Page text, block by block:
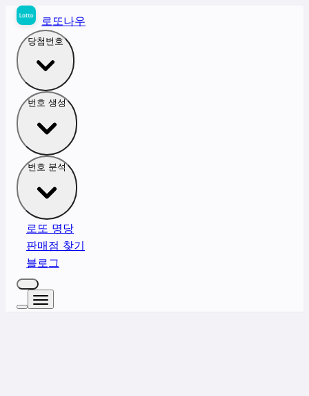
로또나우
당첨번호
번호 생성
번호 분석
로또 명당
판매점 찾기
블로그